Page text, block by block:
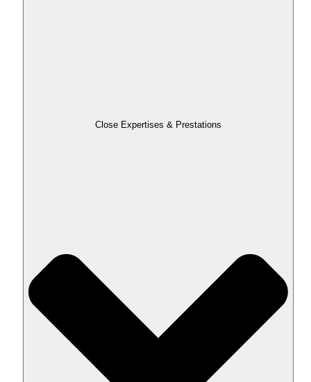
Close Expertises & Prestations